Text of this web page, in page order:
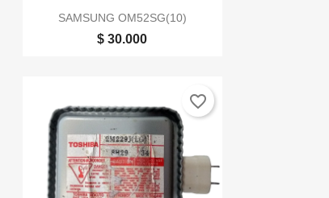
Vista rápida
SAMSUNG OM52SG(10)
$ 30.000
favorite_border